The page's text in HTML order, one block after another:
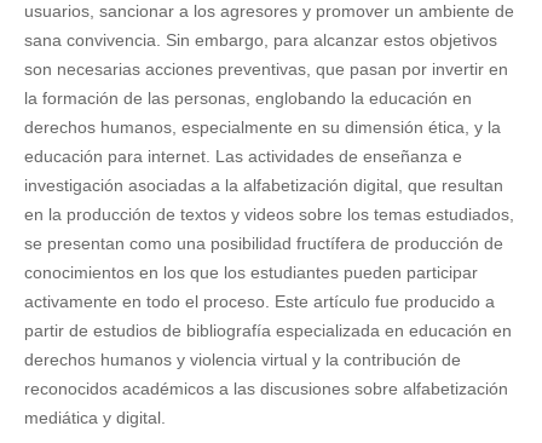
usuarios, sancionar a los agresores y promover un ambiente de
sana convivencia. Sin embargo, para alcanzar estos objetivos
son necesarias acciones preventivas, que pasan por invertir en
la formación de las personas, englobando la educación en
derechos humanos, especialmente en su dimensión ética, y la
educación para internet. Las actividades de enseñanza e
investigación asociadas a la alfabetización digital, que resultan
en la producción de textos y videos sobre los temas estudiados,
se presentan como una posibilidad fructífera de producción de
conocimientos en los que los estudiantes pueden participar
activamente en todo el proceso. Este artículo fue producido a
partir de estudios de bibliografía especializada en educación en
derechos humanos y violencia virtual y la contribución de
reconocidos académicos a las discusiones sobre alfabetización
mediática y digital.